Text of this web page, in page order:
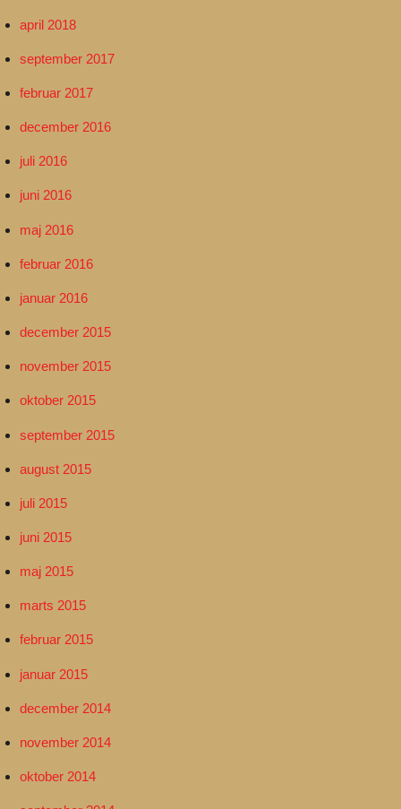
april 2018
september 2017
februar 2017
december 2016
juli 2016
juni 2016
maj 2016
februar 2016
januar 2016
december 2015
november 2015
oktober 2015
september 2015
august 2015
juli 2015
juni 2015
maj 2015
marts 2015
februar 2015
januar 2015
december 2014
november 2014
oktober 2014